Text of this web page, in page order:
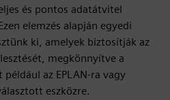
és pontos adatátvitel
elemzés alapján egyedi
ki, amelyek biztosítják az
megkönnyítve a
az EPLAN-ra vagy
eszközre.